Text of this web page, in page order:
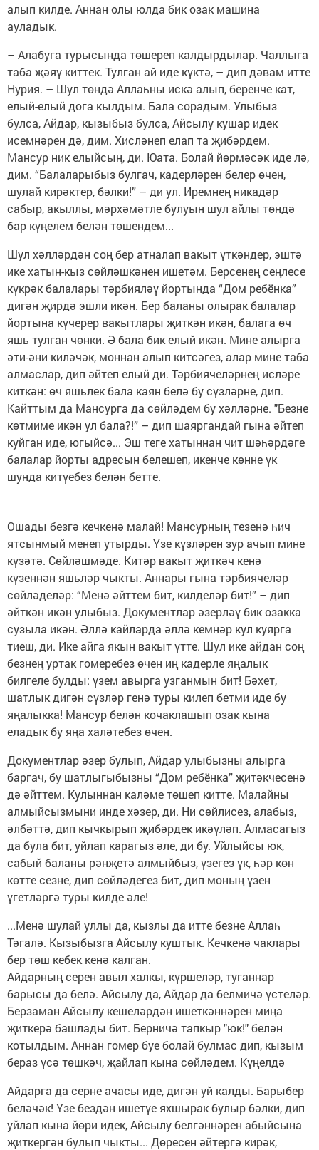
алып килде. Аннан олы юлда бик озак машина
ауладык.
– Алабуга турысында төшереп калдырдылар. Чаллыга
таба җәяү киттек. Тулган ай иде күктә, – дип дәвам итте
Нурия. – Шул төндә Аллаһны искә алып, беренче кат,
елый-елый дога кылдым. Бала сорадым. Улыбыз
булса, Айдар, кызыбыз булса, Айсылу кушар идек
исемнәрен дә, дим. Хисләнеп елап та җибәрдем.
Мансур ник елыйсың, ди. Юата. Болай йөрмәсәк иде лә,
дим. “Балаларыбыз булгач, кадерләрен белер өчен,
шулай кирәктер, бәлки!” – ди ул. Иремнең никадәр
сабыр, акыллы, мәрхәмәтле булуын шул айлы төндә
бар күңелем белән төшендем...
Шул хәлләрдән соң бер атналап вакыт үткәндер, эштә
ике хатын-кыз сөйләшкәнен ишетәм. Берсенең сеңлесе
күкрәк балалары тәрбияләү йортында “Дом ребёнка”
дигән җирдә эшли икән. Бер баланы олырак балалар
йортына күчерер вакытлары җиткән икән, балага өч
яшь тулган чөнки. Ә бала бик елый икән. Мине алырга
әти-әни киләчәк, моннан алып китсәгез, алар мине таба
алмаслар, дип әйтеп елый ди. Тәрбиячеләрнең исләре
киткән: өч яшьлек бала каян белә бу сүзләрне, дип.
Кайттым да Мансурга да сөйләдем бу хәлләрне. "Безне
көтмиме икән ул бала?!” – дип шаяргандай гына әйтеп
куйган иде, югыйсә... Эш теге хатыннан чит шәһәрдәге
балалар йорты адресын белешеп, икенче көнне үк
шунда китүебез белән бетте.
Ошады безгә кечкенә малай! Мансурның тезенә һич
ятсынмый менеп утырды. Үзе күзләрен зур ачып мине
күзәтә. Сөйләшмәде. Китәр вакыт җиткәч кенә
күзеннән яшьләр чыкты. Аннары гына тәрбиячеләр
сөйләделәр: “Менә әйттем бит, килделәр бит!” – дип
әйткән икән улыбыз. Документлар әзерләү бик озакка
сузыла икән. Әллә кайларда әллә кемнәр кул куярга
тиеш, ди. Ике айга якын вакыт үтте. Шул ике айдан соң
безнең уртак гомеребез өчен иң кадерле яңалык
билгеле булды: үзем авырга узганмын бит! Бәхет,
шатлык дигән сүзләр генә туры килеп бетми иде бу
яңалыкка! Мансур белән кочаклашып озак кына
еладык бу яңа халәтебез өчен.
Документлар әзер булып, Айдар улыбызны алырга
баргач, бу шатлыгыбызны “Дом ребёнка” җитәкчесенә
дә әйттем. Кулыннан каләме төшеп китте. Малайны
алмыйсызмыни инде хәзер, ди. Ни сөйлисез, алабыз,
әлбәттә, дип кычкырып җибәрдек икәүләп. Алмасагыз
да була бит, уйлап карагыз әле, ди бу. Уйлыйсы юк,
сабый баланы рәнҗетә алмыйбыз, үзегез үк, һәр көн
көтте сезне, дип сөйләдегез бит, дип моның үзен
үгетләргә туры килде әле!
...Менә шулай уллы да, кызлы да итте безне Аллаһ
Тәгалә. Кызыбызга Айсылу куштык. Кечкенә чаклары
бер төш кебек кенә калган.
Айдарның серен авыл халкы, күршеләр, туганнар
барысы да белә. Айсылу да, Айдар да белмичә үстеләр.
Берзаман Айсылу кешеләрдән ишеткәннәрен миңа
җиткерә башлады бит. Берничә тапкыр "юк!" белән
котылдым. Аннан гомер буе болай булмас дип, кызым
бераз үсә төшкәч, җайлап кына сөйләдем. Күңелдә
Айдарга да серне ачасы иде, дигән уй калды. Барыбер
беләчәк! Үзе бездән ишетүе яхшырак булыр бәлки, дип
уйлап кына йөри идек, Айсылу белгәннәрен абыйсына
җиткергән булып чыкты... Дөресен әйтергә кирәк,